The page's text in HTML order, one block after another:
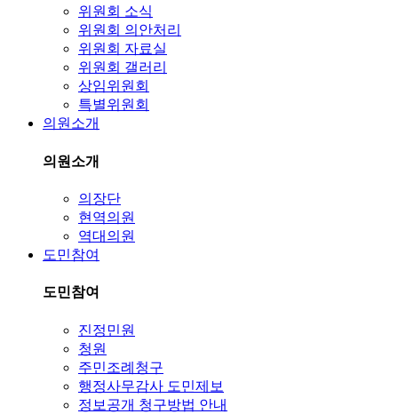
위원회 소식
위원회 의안처리
위원회 자료실
위원회 갤러리
상임위원회
특별위원회
의원소개
의원소개
의장단
현역의원
역대의원
도민참여
도민참여
진정민원
청원
주민조례청구
행정사무감사 도민제보
정보공개 청구방법 안내